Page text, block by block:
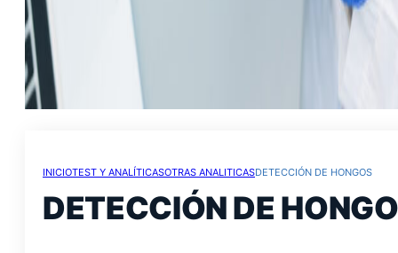
INICIOTEST Y ANALÍTICASOTRAS ANALITICASDETECCIÓN DE HONGOS
DETECCIÓN DE